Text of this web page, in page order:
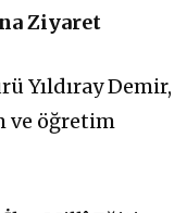
Ziyaret
Yıldıray Demir,
ve öğretim